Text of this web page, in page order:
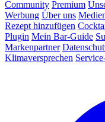
Community Premium
Werbung Über uns
Rezept hinzufügen
Plugin Mein Bar-Guide
Markenpartner
Klimaversprechen